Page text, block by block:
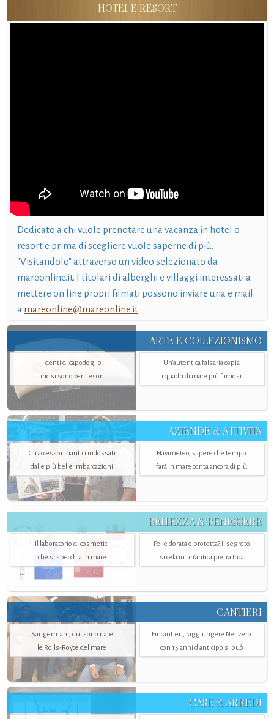
HOTEL E RESORT
Dedicato a chi vuole prenotare una vacanza in hotel o
resort e prima di scegliere vuole saperne di più.
"Visitandolo" attraverso un video selezionato da
mareonline.it. I titolari di alberghi e villaggi interessati a
mettere on line propri filmati possono inviare una e mail
a mareonline@mareonline.it
ARTE E COLLEZIONISMO
I denti di capodoglio
incisi sono veri tesori
Un’autentica falsaria copia
i quadri di mare più famosi
AZIENDE & ATTIVITÀ
Gli accessori nautici indossati
dalle più belle imbarcazioni
Navimeteo, sapere che tempo
farà in mare conta ancora di più
BELLEZZA & BENESSERE
Il laboratorio di cosmetici
che si specchia in mare
Pelle dorata e protetta? Il segreto
si cela in un’antica pietra Inca
CANTIERI
Sangermani, qui sono nate
le Rolls-Royce del mare
Fincantieri, raggiungere Net zero
con 15 anni d'anticipo si può
CASE & ARREDI